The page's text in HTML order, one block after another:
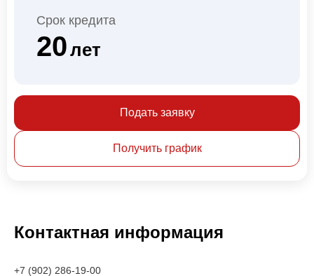
Срок кредита
20лет
Подать заявку
Получить график
Контактная информация
+7 (902) 286-19-00